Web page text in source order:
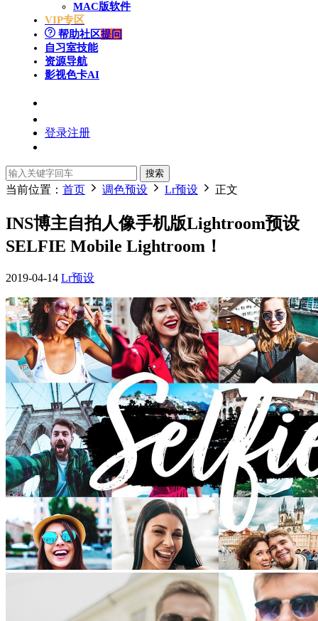
MAC版软件
VIP专区
帮助社区提问
自习室技能
资源导航
影视色卡AI
登录注册
搜索
当前位置： 首页 调色预设 Lr预设 正文
INS博主自拍人像手机版Lightroom预设
SELFIE Mobile Lightroom！
2019-04-14 Lr预设